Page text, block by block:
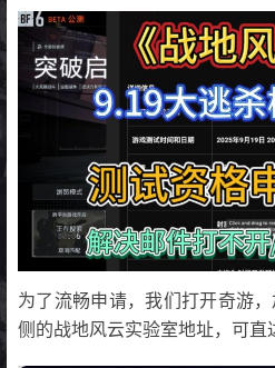
为了流畅申请，我们打开奇游
侧的战地风云实验室地址，可直